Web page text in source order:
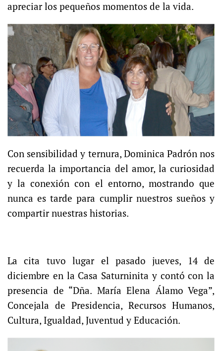
apreciar los pequeños momentos de la vida.
Con sensibilidad y ternura, Dominica Padrón nos
recuerda la importancia del amor, la curiosidad
y la conexión con el entorno, mostrando que
nunca es tarde para cumplir nuestros sueños y
compartir nuestras historias.
La cita tuvo lugar el pasado jueves, 14 de
diciembre en la Casa Saturninita y contó con la
presencia de “Dña. María Elena Álamo Vega”,
Concejala de Presidencia, Recursos Humanos,
Cultura, Igualdad, Juventud y Educación.